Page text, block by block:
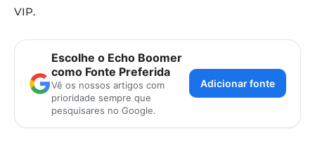
VIP.
Escolhe o Echo Boomer
como Fonte Preferida
Vê os nossos artigos com
prioridade sempre que
pesquisares no Google.
Adicionar fonte